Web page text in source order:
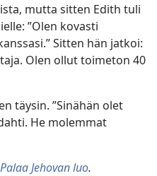
mutta sitten Edith tuli
”Olen kovasti
Sitten hän jatkoi:
Olen ollut toimeton 40
täysin. ”Sinähän olet
He molemmat
Palaa Jehovan luo.